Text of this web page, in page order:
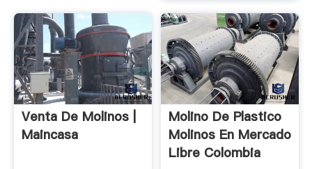
Venta De Molinos |
Maincasa
Molino De Plastico
Molinos En Mercado
Libre Colombia